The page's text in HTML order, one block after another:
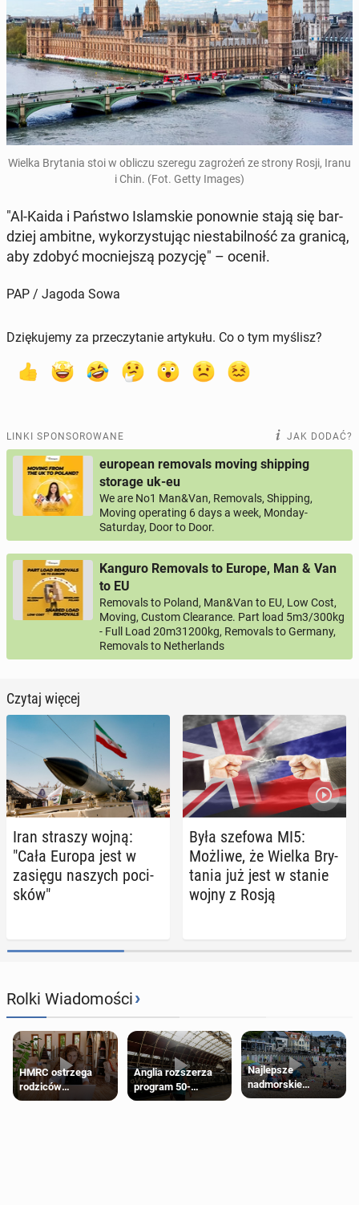
Wielka Bry­ta­nia stoi w obliczu szeregu za­gro­żeń ze strony Rosji, Iranu
i Chin. (Fot. Getty Images)
"Al-Kaida i Państwo Is­lam­skie po­now­nie stają się bar­
dziej ambitne, wy­ko­rzy­stu­jąc nie­sta­bil­ność za granicą,
aby zdobyć moc­niej­szą pozycję" – ocenił.
PAP / Jagoda Sowa
Dziękujemy za przeczytanie artykułu. Co o tym myślisz?
LINKI SPONSOROWANE JAK DODAĆ?
european removals moving shipping
storage uk-eu
We are No1 Man&Van, Removals, Shipping,
Moving operating 6 days a week, Monday-
Saturday, Door to Door.
Kanguro Removals to Europe, Man & Van
to EU
Removals to Poland, Man&Van to EU, Low Cost,
Moving, Custom Clearance. Part load 5m3/300kg
- Full Load 20m31200kg, Removals to Germany,
Removals to Netherlands
Czytaj więcej
Iran straszy wojną:
"Cała Europa jest w
zasięgu naszych po­ci­
sków"
Była szefowa MI5:
Możliwe, że Wielka Bry­
ta­nia już jest w stanie
wojny z Rosją
Rolki Wiadomości›
HMRC ostrzega
rodziców
pobierających Child
Anglia rozszerza
program 50-
procentowych
Najlepsze
nadmorskie
miasteczko blisko